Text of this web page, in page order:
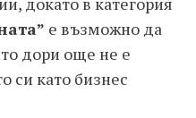
е възможно да
дори още не е
си като бизнес